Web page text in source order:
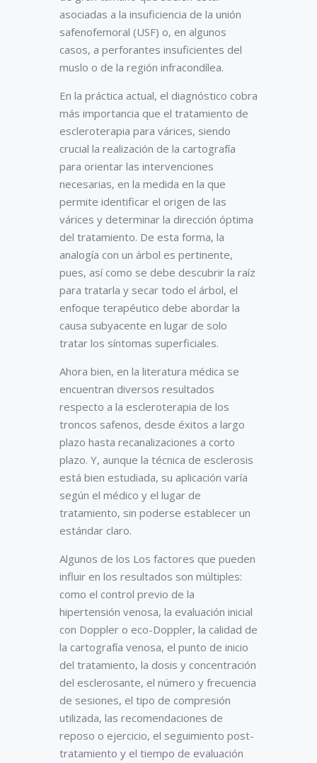
asociadas a la insuficiencia de la unión
safenofemoral (USF) o, en algunos
casos, a perforantes insuficientes del
muslo o de la región infracondílea.
En la práctica actual, el diagnóstico cobra
más importancia que el tratamiento de
escleroterapia para várices, siendo
crucial la realización de la cartografía
para orientar las intervenciones
necesarias, en la medida en la que
permite identificar el origen de las
várices y determinar la dirección óptima
del tratamiento. De esta forma, la
analogía con un árbol es pertinente,
pues, así como se debe descubrir la raíz
para tratarla y secar todo el árbol, el
enfoque terapéutico debe abordar la
causa subyacente en lugar de solo
tratar los síntomas superficiales.
Ahora bien, en la literatura médica se
encuentran diversos resultados
respecto a la escleroterapia de los
troncos safenos, desde éxitos a largo
plazo hasta recanalizaciones a corto
plazo. Y, aunque la técnica de esclerosis
está bien estudiada, su aplicación varía
según el médico y el lugar de
tratamiento, sin poderse establecer un
estándar claro.
Algunos de los Los factores que pueden
influir en los resultados son múltiples:
como el control previo de la
hipertensión venosa, la evaluación inicial
con Doppler o eco-Doppler, la calidad de
la cartografía venosa, el punto de inicio
del tratamiento, la dosis y concentración
del esclerosante, el número y frecuencia
de sesiones, el tipo de compresión
utilizada, las recomendaciones de
reposo o ejercicio, el seguimiento post-
tratamiento y el tiempo de evaluación